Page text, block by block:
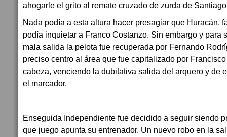
ahogarle el grito al remate cruzado de zurda de
Nada podía a esta altura hacer presagiar que Huracán,
podía inquietar a Franco Costanzo. Sin embargo y para
mala salida la pelota fue recuperada por Fernando
preciso centro al área que fue capitalizado por
cabeza, venciendo la dubitativa salida del arquero y de
el marcador.
Enseguida Independiente fue decidido a seguir siendo
que juego apunta su entrenador. Un nuevo robo en la